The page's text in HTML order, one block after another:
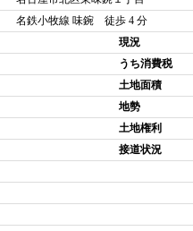
名鉄小牧線 味鋺 徒歩 4 分
現況
うち消費税
土地面積
地勢
土地権利
接道状況